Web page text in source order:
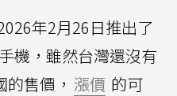
年2月26日推出了
機，雖然台灣還沒有
的售價， 漲價 的可